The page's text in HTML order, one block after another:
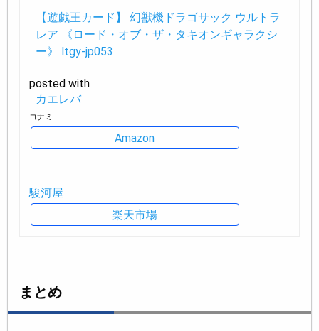
【遊戯王カード】 幻獣機ドラゴサック ウルトラ
レア 《ロード・オブ・ザ・タキオンギャラクシ
ー》 ltgy-jp053
posted with
カエレバ
コナミ
Amazon
駿河屋
楽天市場
まとめ